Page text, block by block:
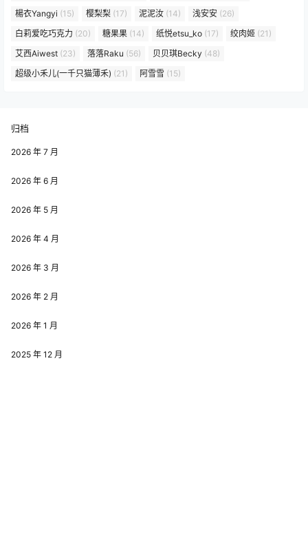
楊衣Yangyi (15) 樱梨梨 (17) 泥泥汝 (14) 浅安安 (26)
白莉爱吃巧克力 (20) 糖果果 (14) 纸悦etsu_ko (17) 绞肉姬 (21)
艾西Aiwest (23) 落落Raku (56) 贝贝琪Becky (48)
超级小禾儿(一千只猫薄禾) (21) 阿雪雪 (15)
归档
2026 年 7 月
2026 年 6 月
2026 年 5 月
2026 年 4 月
2026 年 3 月
2026 年 2 月
2026 年 1 月
2025 年 12 月